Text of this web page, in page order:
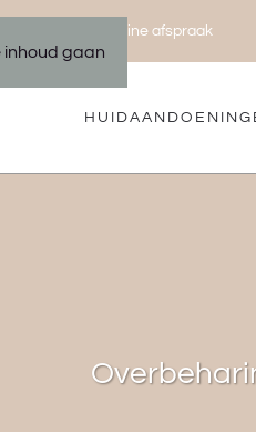
inhoud gaan
Maak een online afspraak